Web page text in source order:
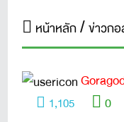
หน้าหลัก ข่าวก
1,105
0